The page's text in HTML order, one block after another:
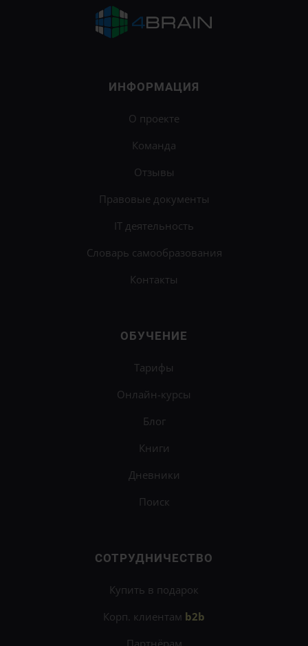
ИНФОРМАЦИЯ
О проекте
Команда
Отзывы
Правовые документы
IT деятельность
Словарь самообразования
Контакты
ОБУЧЕНИЕ
Тарифы
Онлайн-курсы
Блог
Книги
Дневники
Поиск
СОТРУДНИЧЕСТВО
Купить в подарок
Корп. клиентам b2b
Партнёрам